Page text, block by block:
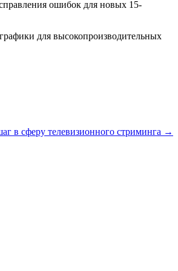
ошибок для новых 15-
для высокопроизводительных
в сферу телевизионного стриминга →